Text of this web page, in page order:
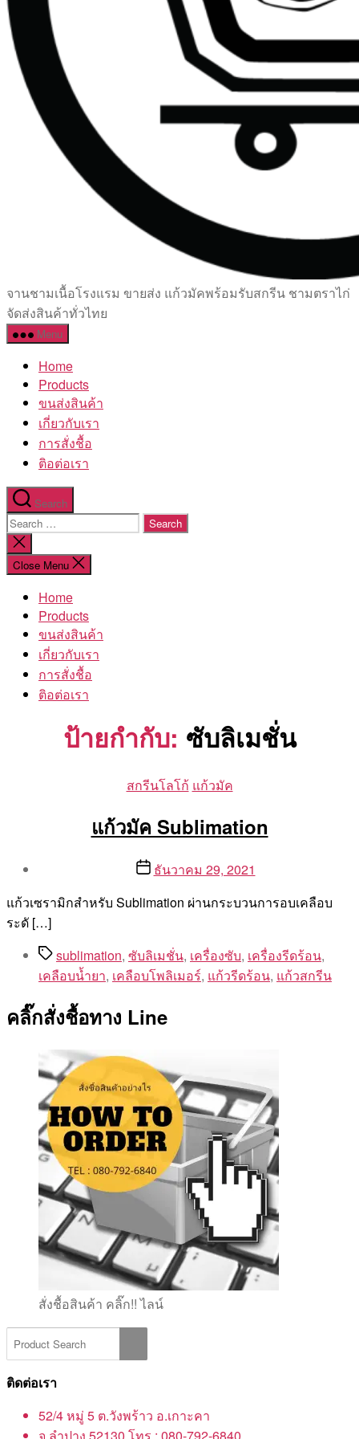
เซรามิค
ครบ
ครัน
โรงงาน
จานชามเนื้อโรงแรม ขายส่ง แก้วมัคพร้อมรับสกรีน ชามตราไก่
จัดส่งสินค้าทั่วไทย
Menu
Home
Products
ขนส่งสินค้า
เกี่ยวกับเรา
การสั่งชื้อ
ติอต่อเรา
Search
Search
for:
Close
search
Close Menu
Home
Products
ขนส่งสินค้า
เกี่ยวกับเรา
การสั่งชื้อ
ติอต่อเรา
ป้ายกำกับ: ซับลิเมชั่น
Categories
สกรีนโลโก้ แก้วมัค
แก้วมัค Sublimation
Aea
Postธันวาคม 29, 2021
แก้วเซรามิกสำหรับ Sublimation ผ่านกระบวนการอบเคลือบ
ระดั […]
Tagssublimation, ซับลิเมชั่น, เครื่องซับ, เครื่องรีดร้อน,
เคลือบน้ำยา, เคลือบโพลิเมอร์, แก้วรีดร้อน, แก้วสกรีน
คลิ๊กสั่งชื้อทาง Line
สั่งชื้อสินค้า คลิ๊ก!! ไลน์
ติดต่อเรา
52/4 หมู่ 5 ต.วังพร้าว อ.เกาะคา